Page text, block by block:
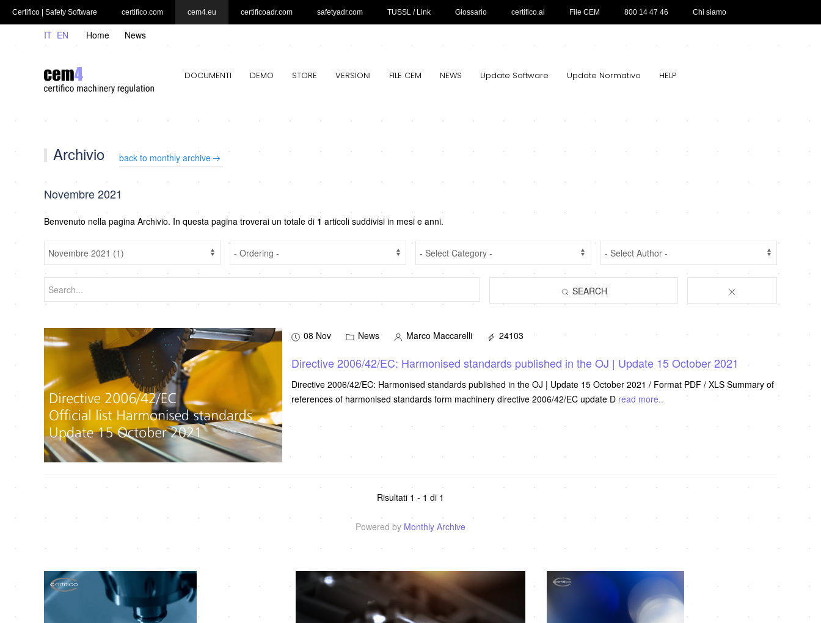
Certifico | Safety Software certifico.com cem4.eu certificoadr.com safetyadr.com TUSSL / Link Glossario certifico.ai File CEM 800 14 47 46 Chi siamo
IT EN Home News
DOCUMENTI DEMO STORE VERSIONI FILE CEM NEWS Update Software Update Normativo HELP
Archivio back to monthly archive
Novembre 2021
Benvenuto nella pagina Archivio. In questa pagina troverai un totale di 1 articoli suddivisi in mesi e anni.
SEARCH
08 Nov News Marco Maccarelli 24103
Directive 2006/42/EC: Harmonised standards published in the OJ | Update 15 October 2021
Directive 2006/42/EC: Harmonised standards published in the OJ | Update 15 October 2021 / Format PDF / XLS Summary of
references of harmonised standards form machinery directive 2006/42/EC update D read more..
Risultati 1 - 1 di 1
Powered by Monthly Archive